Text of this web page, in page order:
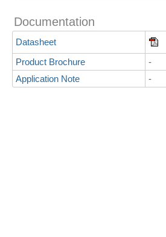
Documentation
Datasheet
Product Brochure
-
Application Note
-